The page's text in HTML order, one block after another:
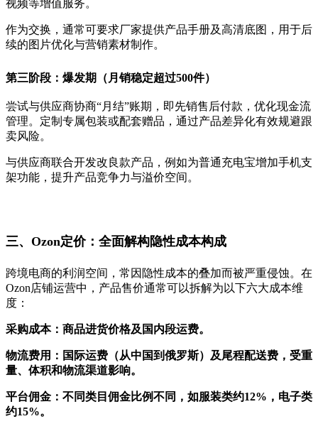
视频等增值服务。
作为交换，通常可要求厂家提供产品手册及高清底图，用于后
续的图片优化与营销素材制作。
第三阶段：爆发期（月销稳定超过500件）
尝试与供应商协商“月结”账期，即先销售后付款，优化现金流
管理。定制专属包装或配套赠品，通过产品差异化有效规避跟
卖风险。
与供应商联合开发改良款产品，例如为普通充电宝增加手机支
架功能，提升产品竞争力与溢价空间。
三、Ozon定价：全面解构隐性成本构成
跨境电商的利润空间，常因隐性成本的叠加而被严重侵蚀。在
Ozon店铺运营中，产品售价通常可以拆解为以下六大成本维
度：
采购成本：商品进货价格及国内段运费。
物流费用：国际运费（从中国到俄罗斯）及尾程配送费，受重
量、体积和物流渠道影响。
平台佣金：不同类目佣金比例不同，如服装类约12%，电子类
约15%。